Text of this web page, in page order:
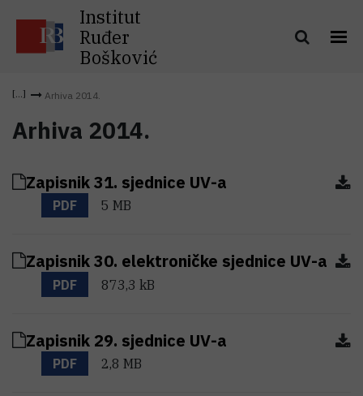
Institut
Ruđer
Bošković
Arhiva 2014.
Arhiva 2014.
Zapisnik 31. sjednice UV-a
PDF 5 MB
Zapisnik 30. elektroničke sjednice UV-a
PDF 873,3 kB
Zapisnik 29. sjednice UV-a
PDF 2,8 MB